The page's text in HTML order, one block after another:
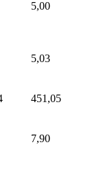
5,00
5,03
451,05
7,90